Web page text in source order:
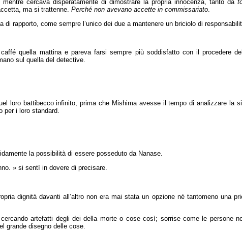
cercava disperatamente di dimostrare la propria innocenza, tanto da
ma si trattenne.Perché non avevano accette in commissariato
rapporto, come sempre l’unico dei due a mantenere un briciolo di
quella mattina e pareva farsi sempre più soddisfatto con il procedere
sul quella del detective.
loro battibecco infinito, prima che Mishima avesse il tempo di analizzare la
per i loro standard.
la possibilità di essere posseduto da Nanase.
» si sentì in dovere di precisare.
dignità davanti all’altro non era mai stata un opzione né tantomeno una
artefatti degli dei della morte o cose così; sorrise come le persone
grande disegno delle cose.